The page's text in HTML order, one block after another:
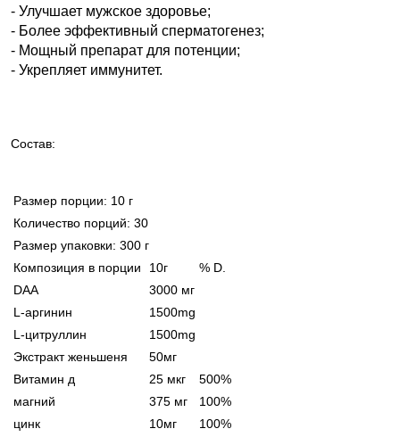
- Улучшает мужское здоровье;
- Более эффективный сперматогенез;
- Мощный препарат для потенции;
- Укрепляет иммунитет.
Состав:
Размер порции: 10 г
Количество порций: 30
Размер упаковки: 300 г
Композиция в порции
10г
% D.
DAA
3000 мг
L-аргинин
1500mg
L-цитруллин
1500mg
Экстракт женьшеня
50мг
Витамин д
25 мкг
500%
магний
375 мг
100%
цинк
10мг
100%